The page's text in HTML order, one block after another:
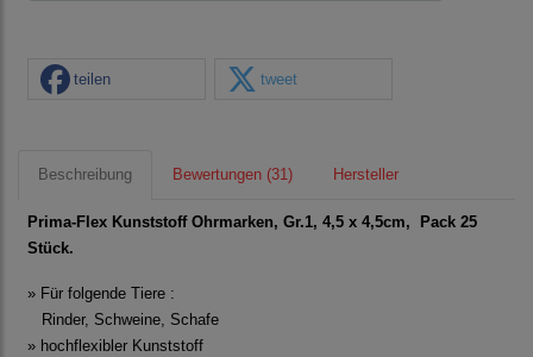
teilen tweet
Beschreibung Bewertungen (31) Hersteller
Prima-Flex Kunststoff Ohrmarken, Gr.1, 4,5 x 4,5cm, Pack 25
Stück.
» Für folgende Tiere :
Rinder, Schweine, Schafe
» hochflexibler Kunststoff